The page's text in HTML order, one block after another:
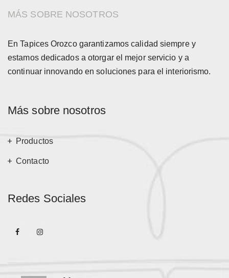
MÁS SOBRE NOSOTROS
En Tapices Orozco garantizamos calidad siempre y
estamos dedicados a otorgar el mejor servicio y a
continuar innovando en soluciones para el interiorismo.
Más sobre nosotros
Productos
Contacto
Redes Sociales